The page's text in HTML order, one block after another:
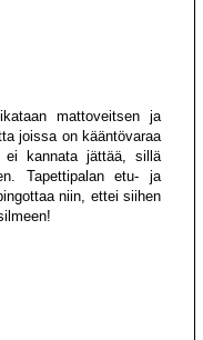
mattoveitsen ja
joissa on kääntövaraa
ei kannata jättää, sillä
Tapettipalan etu- ja
niin, ettei siihen